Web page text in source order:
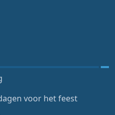
voor het feest